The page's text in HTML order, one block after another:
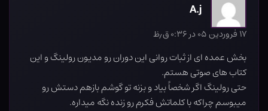
A.j
۱۷ فروردین ۰۵ در ۰:۳۶ ق٫ظ
بخش عمده ای از ثبات روانی این دوران رو مدیون رولینگ و این
کتاب های صوتی هستم.
حتی رولینگ اگر شخصاً بیاد و بزنه تو گوشم بازهم دستش رو
میبوسم چراکه با کلماتش فکرم رو زنده نگه میداره.